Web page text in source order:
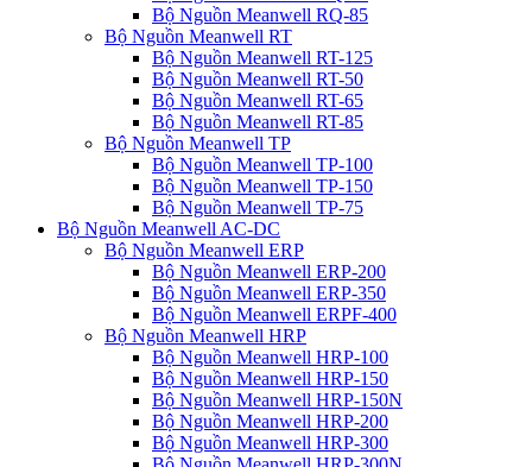
Bộ Nguồn Meanwell RQ-85
Bộ Nguồn Meanwell RT
Bộ Nguồn Meanwell RT-125
Bộ Nguồn Meanwell RT-50
Bộ Nguồn Meanwell RT-65
Bộ Nguồn Meanwell RT-85
Bộ Nguồn Meanwell TP
Bộ Nguồn Meanwell TP-100
Bộ Nguồn Meanwell TP-150
Bộ Nguồn Meanwell TP-75
Bộ Nguồn Meanwell AC-DC
Bộ Nguồn Meanwell ERP
Bộ Nguồn Meanwell ERP-200
Bộ Nguồn Meanwell ERP-350
Bộ Nguồn Meanwell ERPF-400
Bộ Nguồn Meanwell HRP
Bộ Nguồn Meanwell HRP-100
Bộ Nguồn Meanwell HRP-150
Bộ Nguồn Meanwell HRP-150N
Bộ Nguồn Meanwell HRP-200
Bộ Nguồn Meanwell HRP-300